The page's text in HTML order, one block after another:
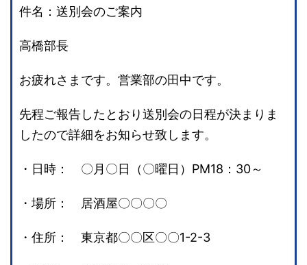
件名：送別会のご案内
高橋部長
お疲れさまです。営業部の田中です。
先程ご報告したとおり送別会の日程が決まりま
したので詳細をお知らせ致します。
・日時： 〇月〇日（〇曜日）PM18：30～
・場所： 居酒屋〇〇〇〇
・住所： 東京都〇〇区〇〇1-2-3